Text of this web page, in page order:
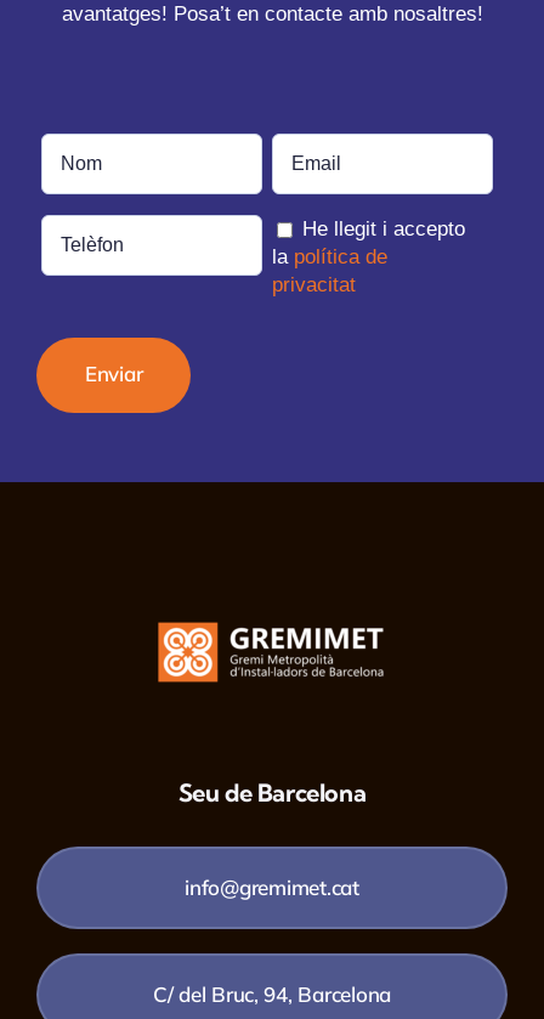
avantatges! Posa’t en contacte amb nosaltres!
He llegit i accepto
la política de
privacitat
Seu de Barcelona
info@gremimet.cat
C/ del Bruc, 94, Barcelona